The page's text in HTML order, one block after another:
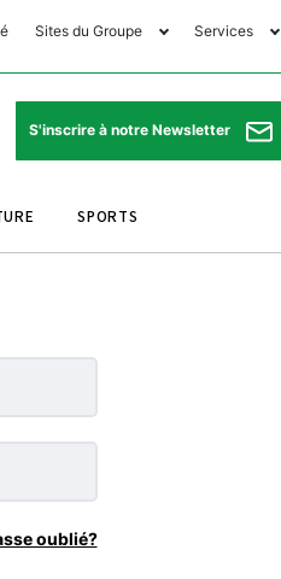
Sites du Groupe
Club Avantages
Le Matin Sports
Le Matin Store
Services
Horaires de prières
Pharmacies de garde
Programme TV
S'inscrire à notre Newsletter
SPORTS
oublié?